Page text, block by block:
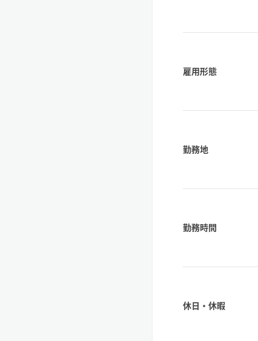
雇用形態
勤務地
勤務時間
休日・休暇